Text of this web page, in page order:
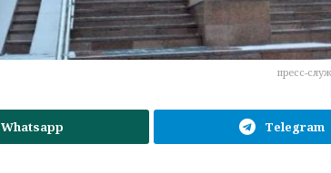
пресс-
Whatsapp Telegram